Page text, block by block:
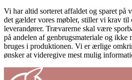
Vi har altid sorteret affaldet og sparet på
det gælder vores møbler, stiller vi krav til
leverandører. Trævarerne skal være
på andelen af genbrugsmateriale og ikke
bruges i produktionen. Vi er ærlige
ønsker at videregive mest mulig